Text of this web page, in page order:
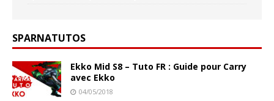
SPARNATUTOS
Ekko Mid S8 – Tuto FR : Guide pour Carry
avec Ekko
04/05/2018